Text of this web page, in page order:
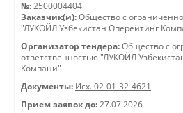
№: 2500004404
Заказчик(и): Общество с
"ЛУКОЙЛ Узбекистан Оперейтинг
Организатор тендера: Общество с
ответственностью "ЛУКОЙЛ
Компани"
Документы: Исх. 02-01-32-4621
Прием заявок до: 27.07.2026